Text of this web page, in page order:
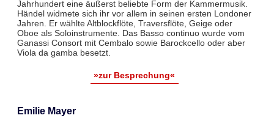
Jahrhundert eine äußerst beliebte Form der Kammermusik.
Händel widmete sich ihr vor allem in seinen ersten Londoner
Jahren. Er wählte Altblockflöte, Traversflöte, Geige oder
Oboe als Soloinstrumente. Das Basso continuo wurde vom
Ganassi Consort mit Cembalo sowie Barockcello oder aber
Viola da gamba besetzt.
»zur Besprechung«
Emilie Mayer